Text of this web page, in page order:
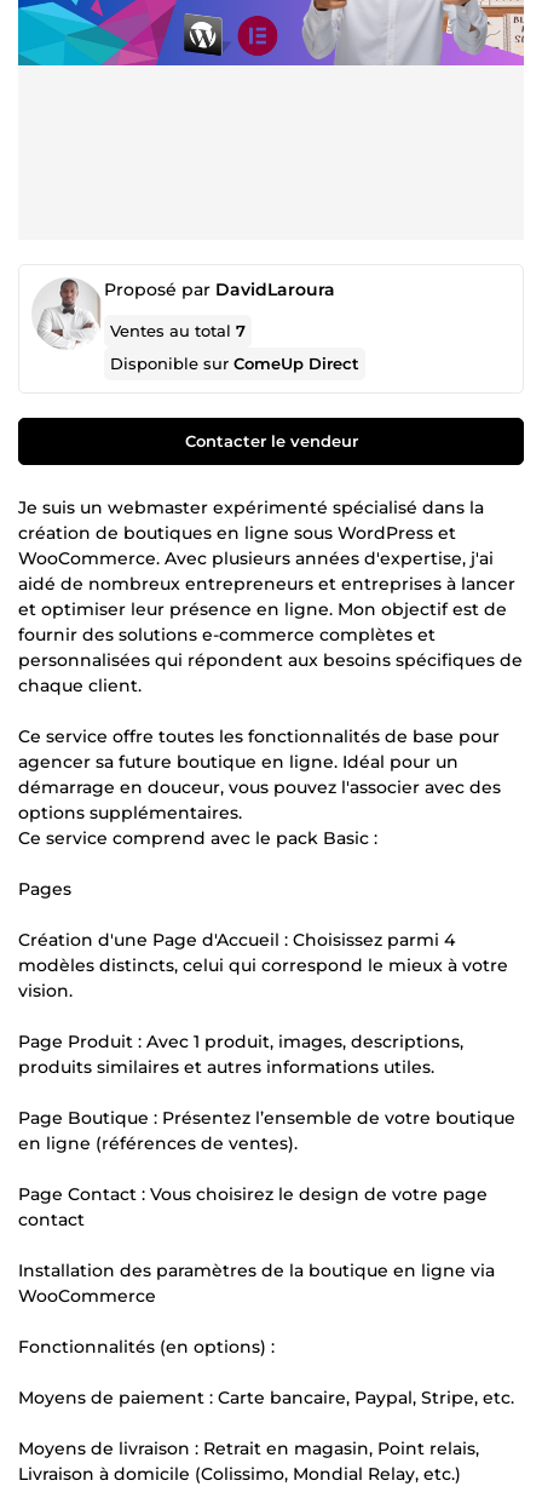
Proposé par DavidLaroura
Ventes au total7
Disponible surComeUp Direct
Contacter le vendeur
Je suis un webmaster expérimenté spécialisé dans la
création de boutiques en ligne sous WordPress et
WooCommerce. Avec plusieurs années d'expertise, j'ai
aidé de nombreux entrepreneurs et entreprises à lancer
et optimiser leur présence en ligne. Mon objectif est de
fournir des solutions e-commerce complètes et
personnalisées qui répondent aux besoins spécifiques de
chaque client.
Ce service offre toutes les fonctionnalités de base pour
agencer sa future boutique en ligne. Idéal pour un
démarrage en douceur, vous pouvez l'associer avec des
options supplémentaires.
Ce service comprend avec le pack Basic :
Pages
Création d'une Page d'Accueil : Choisissez parmi 4
modèles distincts, celui qui correspond le mieux à votre
vision.
Page Produit : Avec 1 produit, images, descriptions,
produits similaires et autres informations utiles.
Page Boutique : Présentez l’ensemble de votre boutique
en ligne (références de ventes).
Page Contact : Vous choisirez le design de votre page
contact
Installation des paramètres de la boutique en ligne via
WooCommerce
Fonctionnalités (en options) :
Moyens de paiement : Carte bancaire, Paypal, Stripe, etc.
Moyens de livraison : Retrait en magasin, Point relais,
Livraison à domicile (Colissimo, Mondial Relay, etc.)